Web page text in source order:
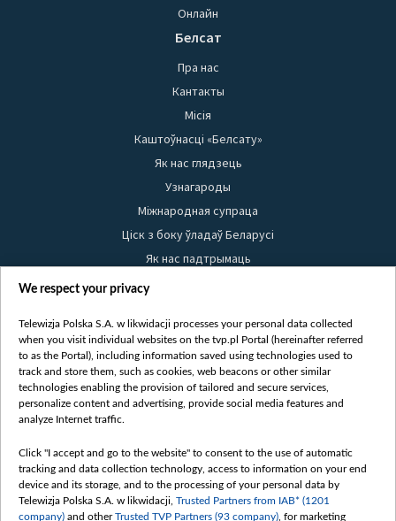
Онлайн
Белсат
Пра нас
Кантакты
Місія
Каштоўнасці «Белсату»
Як нас глядзець
Узнагароды
Міжнародная супраца
Ціск з боку ўладаў Беларусі
Як нас падтрымаць
Правілы выкарыстання матэрыялаў
Бяспека
Youtube
Белсат news
Белсат Shorts
Жэстачайшы мульт
Belsat English
Biełsat PL
We respect your privacy
Telewizja Polska S.A. w likwidacji processes your personal data collected
when you visit individual websites on the tvp.pl Portal (hereinafter referred
to as the Portal), including information saved using technologies used to
track and store them, such as cookies, web beacons or other similar
technologies enabling the provision of tailored and secure services,
personalize content and advertising, provide social media features and
analyze Internet traffic.
Click "I accept and go to the website" to consent to the use of automatic
tracking and data collection technology, access to information on your end
device and its storage, and to the processing of your personal data by
Telewizja Polska S.A. w likwidacji, Trusted Partners from IAB* (1201
company) and otherTrusted TVP Partners (93 company) , for marketing